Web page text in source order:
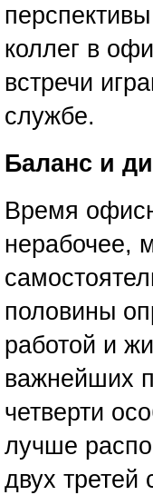
коллег в
встречи
службе.
Баланс и
Время
нерабочее,
половины
работой и
важнейших
четверти
лучше
двух третей